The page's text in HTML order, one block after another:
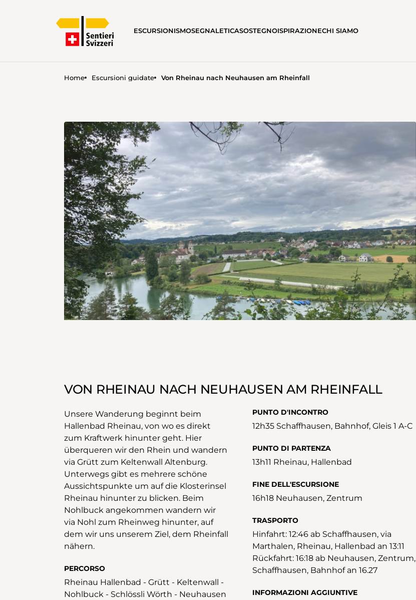
ESCURSIONISMOSEGNALETICASOSTEGNOISPIRAZIONECHI SIAMO
Home Escursioni guidate Von Rheinau nach Neuhausen am Rheinfall
VON RHEINAU NACH NEUHAUSEN AM RHEINFALL
Unsere Wanderung beginnt beim
Hallenbad Rheinau, von wo es direkt
zum Kraftwerk hinunter geht. Hier
überqueren wir den Rhein und wandern
via Grütt zum Keltenwall Altenburg.
Unterwegs gibt es mehrere schöne
Aussichtspunkte um auf die Klosterinsel
Rheinau hinunter zu blicken. Beim
Nohlbuck angekommen wandern wir
via Nohl zum Rheinweg hinunter, auf
dem wir uns unserem Ziel, dem Rheinfall
nähern.
PERCORSO
Rheinau Hallenbad - Grütt - Keltenwall -
Nohlbuck - Schlössli Wörth - Neuhausen
PUNTO D'INCONTRO
12h35 Schaffhausen, Bahnhof, Gleis 1 A-C
PUNTO DI PARTENZA
13h11 Rheinau, Hallenbad
FINE DELL'ESCURSIONE
16h18 Neuhausen, Zentrum
TRASPORTO
Hinfahrt: 12:46 ab Schaffhausen, via
Marthalen, Rheinau, Hallenbad an 13:11
Rückfahrt: 16:18 ab Neuhausen, Zentrum,
Schaffhausen, Bahnhof an 16.27
INFORMAZIONI AGGIUNTIVE